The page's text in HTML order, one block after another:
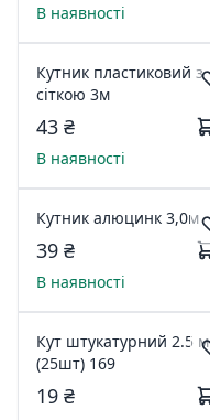
В наявності
Кутник пластиковий з
сіткою 3м
43 ₴
В наявності
Кутник алюцинк 3,0м
39 ₴
В наявності
Кут штукатурний 2.5 м
(25шт) 169
19 ₴